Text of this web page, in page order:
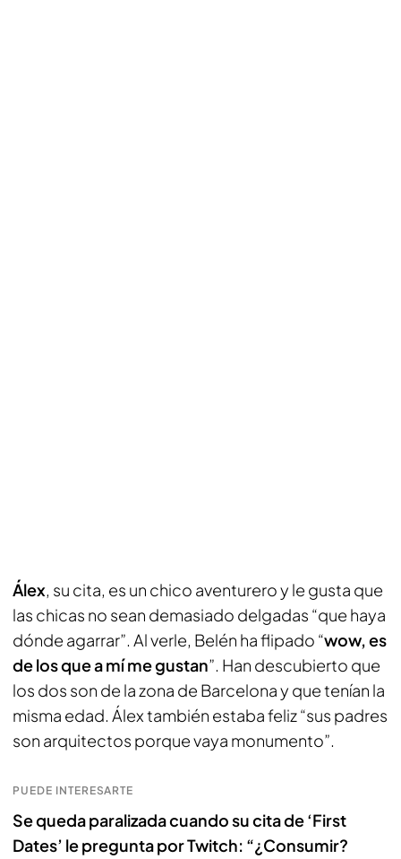
Álex, su cita, es un chico aventurero y le gusta que
las chicas no sean demasiado delgadas “que haya
dónde agarrar”. Al verle, Belén ha flipado “wow, es
de los que a mí me gustan”. Han descubierto que
los dos son de la zona de Barcelona y que tenían la
misma edad. Álex también estaba feliz “sus padres
son arquitectos porque vaya monumento”.
PUEDE INTERESARTE
Se queda paralizada cuando su cita de ‘First
Dates’ le pregunta por Twitch: “¿Consumir?